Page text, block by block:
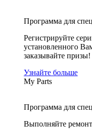
Программа для
Регистрируйте
установленного
заказывайте призы!
Узнайте больше
My Parts
Программа для
Выполняйте